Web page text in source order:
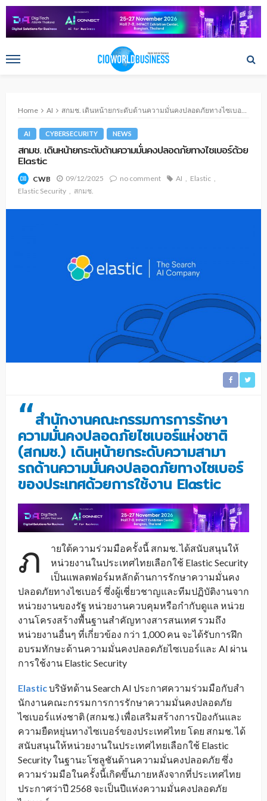
Home AI สกมช. เดินหน้ายกระดับด้านความมั่นคงปลอดภัยทางไซเบอร์ด้วย Elastic
AI CYBERSECURITY NEWS
สกมช. เดินหน้ายกระดับด้านความมั่นคงปลอดภัยทางไซเบอร์ด้วย
Elastic
CWB 09/12/2025 no comment AI
Elastic
Elastic Security
สกมช.
“สํานักงานคณะกรรมการการรักษา
ความมั่นคงปลอดภัยไซเบอร์แห่งชาติ
(สกมช.) เดินหน้ายกระดับความสามา
รถด้านความมั่นคงปลอดภัยทางไซเบอร์
ของประเทศด้วยการใช้งาน Elastic
ภ
ายใต้ความร่วมมือครั้งนี้ สกมช. ได้สนับสนุนให้
หน่วยงานในประเทศไทยเลือกใช้ Elastic Security
เป็นแพลตฟอร์มหลักด้านการรักษาความมั่นคง
ปลอดภัยทางไชเบอร์ ซึ่งผู้เชี่ยวชาญและทีมปฏิบัติงานจาก
หน่วยงานของรัฐ หน่วยงานควบคุมหรือกำกับดูแล หน่วย
งานโครงสร้างพื้นฐานสำคัญทางสารสนเทศ รวมถึง
หน่วยงานอื่นๆ ที่เกี่ยวข้อง กว่า 1,000 คน จะได้รับการฝึก
อบรมทักษะด้านความมั่นคงปลอดภัยไซเบอร์และ AI ผ่าน
การใช้งาน Elastic Security
Elasticบริษัทด้าน Search AI ประกาศความร่วมมือกับสํา
นักงานคณะกรรมการการรักษาความมั่นคงปลอดภัย
ไซเบอร์แห่งชาติ (สกมช.) เพื่อเสริมสร้างการป้องกันและ
ความยืดหยุ่นทางไซเบอร์ของประเทศไทย โดย สกมช. ได้
สนับสนุนให้หน่วยงานในประเทศไทยเลือกใช้ Elastic
Security ในฐานะโซลูชันด้านความมั่นคงปลอดภัย ซึ่ง
ความร่วมมือในครั้งนี้เกิดขึ้นภายหลังจากที่ประเทศไทย
ประกาศว่าปี 2568 จะเป็นปีแห่งความมั่นคงปลอดภัย